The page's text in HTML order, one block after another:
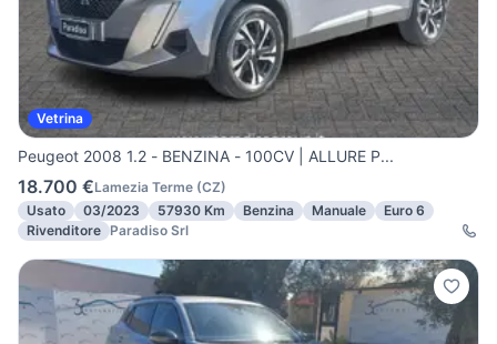
Vetrina
Peugeot 2008 1.2 - BENZINA - 100CV | ALLURE P...
18.700 €Lamezia Terme (CZ)
Usato
03/2023 57930 Km Benzina Manuale
Euro 6
Rivenditore Paradiso Srl